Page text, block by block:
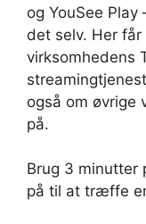
og YouSee
det selv. Her
virksomhedens
også om øvrige
på.
Brug 3
på til at træffe